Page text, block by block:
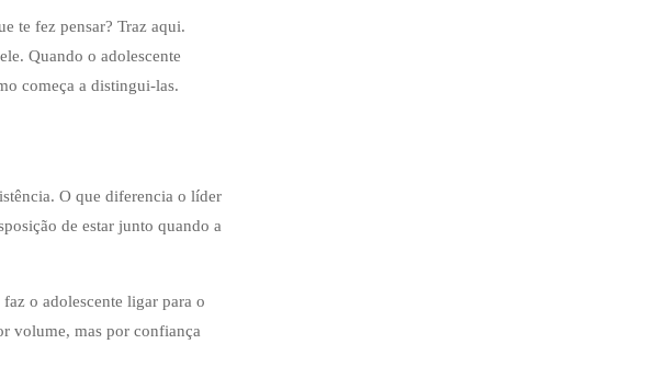
te fez pensar? Traz aqui.
Quando o adolescente
começa a distingui-las.
O que diferencia o líder
de estar junto quando a
o adolescente ligar para o
volume, mas por confiança